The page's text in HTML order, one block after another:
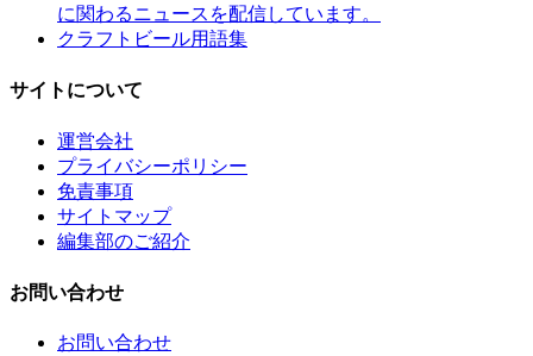
に関わるニュースを配信しています。
クラフトビール用語集
サイトについて
運営会社
プライバシーポリシー
免責事項
サイトマップ
編集部のご紹介
お問い合わせ
お問い合わせ